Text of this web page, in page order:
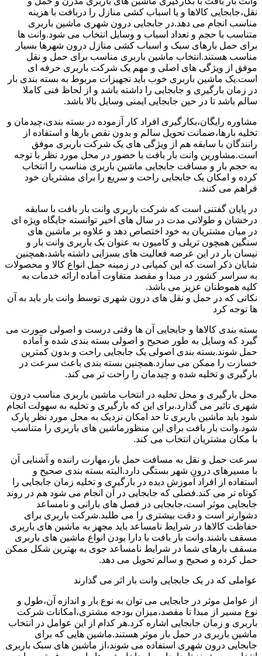
نقل،جابجایی کالاها و یا اسباب کشی منازل را دربافت با هزینه
مناسب انجام می دهد.در جابجایی درون شهری ماشین باربری
متناسب با حجم و تعداد اسباب و وسایل انتخاب می شود.وانت ها
برای حمل بارهای سبک و اسباب کشی منازل درون شهرها بسیار
مناسب هستند.انتخاب ماشین باربری مناسب برای حمل و نقل
موفق از ویژگی های اصلی و مهم یک شرکت باربری حرفه ای
است.یک ماشین باربری خوب باید تجهیزات مربوط به بسته بندی بار
در زمان بارگیری و جابجایی را داشته باشد و از لحاظ فنی کاملا
سالم باشد تا در حین جابجایی ایمنی وسایل بالا باشد.
مشاوره رایگان،بکارگیری افراد کار آزموده در بسته بندی،چیدمان و
تخلیه بارها،ضمانت تحویل سالم و بدون نقص بارها و استفاده از
رانندگان با سابقه هم از ویژگی های یک شرکت باربری موفق
است.مشاورین وانت بار بافت با حضور در محل مورد نظر با توجه
به حجم بار و مسافت جابجایی ماشین باربری مناسب را انتخاب
کرده و امکان یک جابجایی راحت و سریع را برای مشتریان خود
فراهم می کنند.
در پایان گفتنی است که شرکت باربری وانت بار بافت با سابقه
درخشان و طولانی مدت در سال های اخیر توانسته جایگاه ویژه ای
در میان مشتریان به خود اختصاص دهد و علاوه بر ماشین های
سنگین همچون تریلی و کامیون به عنوان یک باربری وانت بار و
نیسان بار در این عرصه فعالیت های بسزایی داشته باشد،همچنین
شایان ذکر است که این کمپانی در زمینه حمل انواع کالا و محصولات
به سراسر کشور در مبدا و مقصد متفاوت آماده ارائه خدمات به
کلیه هموطنان عزیز می باشد.
نکاتی که در حمل و نقل های درون شهری توسط وانت بار باید به آن
ها توجه کرد
بسته بندی کالاها و جابجایی آن ها وقتی درست و اصولی صورت می
گیرد که وسایل به طور صحیح و اصولی بسته بندی شده و آماده
حمل شوند.بسته بندی اصولی یک جابجایی راحت و بدون کمترین
خسارت را ممکن می سازد.همچنین بسته بندی باعث سرعت در
بارگیری و تخلیه شده و چیدمان را راحت تر می کند.
محل بارگیری و محل تخلیه در انتخاب ماشین باربری مناسب درون
شهری تاثیر می گذارد.برای این که بارگیری و تخلیه به سهولت انجام
شود باید ماشین باربری تا حد امکان نزدیک به محل مورد نظر پارک
شود.وانت بار بافت برای این منظورماشین های باربری را متناسب
با مکان مشتریان انتخاب می کند.
سرعت حمل و نقل به مسافت حمل بار،مهارت راننده و آشنایی آن
با مسیرهای درون شهر بستگی دارد.البته بسته بندی صحیح و
استفاده از افراد آموزش دیده در بارگیری و تخلیه زمان جابجایی را
کوتاه تر می کند.فصلی که جابجایی در آن انجام می شود هم در روند
جابجایی موثر است،جابجایی در فصل های بارانی و نامساعد
دشوارتر است و دقت بیشتری را می طلبد.شرکت باربری برای
حفاظت کالاها در شرایط نامساعد باید مجهز به ماشین های باربری
مسقف باشند.وانت بار بافت با دارا بودن انواع ماشین های باربری
مسقف بارهای شما در شرایط نامساعد جوی به بهترین شکل ممکن
حمل کرده و صحیح و سالم تحویل می دهد.
عواملی که در یک جابجایی وانت بار اثر می گذارند
از عوامل موثر در جابجایی می توان به نوع بار و اندازه آن،طول و
نوع مسیر از مبدا تا مقصد،میزان بودجه مشتری،امکانات شرکت
باربری و زمان جابجایی اشاره کرد.هر کدام از این عوامل در انتخاب
ماشین باربری در حمل بار موثر هستند.ماشین هایی که برای
جابجایی درون شهری استفاده می شوند،از ماشین های سبک باربری